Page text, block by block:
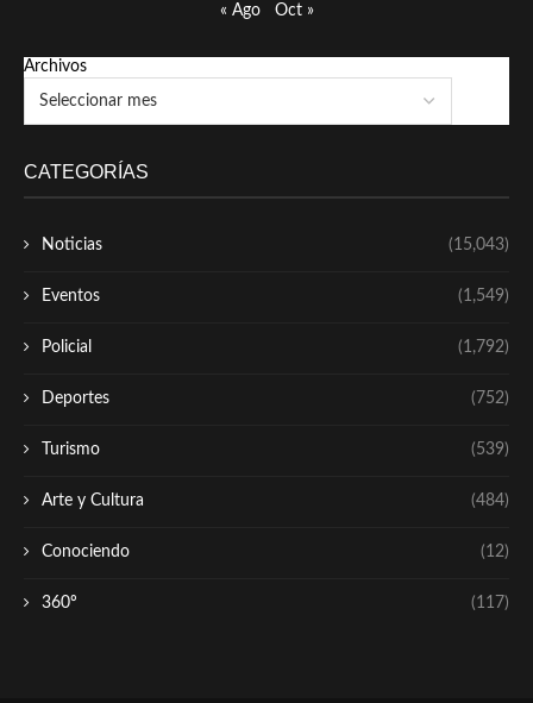
« Ago Oct »
Archivos
CATEGORÍAS
Noticias (15,043)
Eventos (1,549)
Policial (1,792)
Deportes (752)
Turismo (539)
Arte y Cultura (484)
Conociendo (12)
360º (117)